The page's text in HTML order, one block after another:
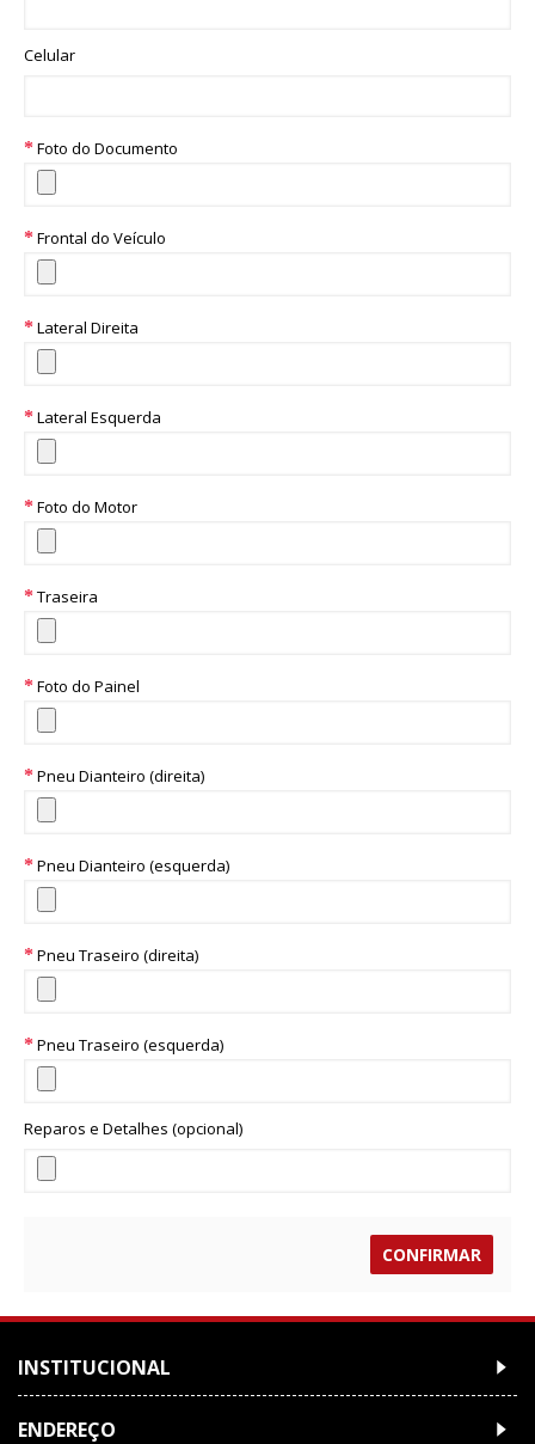
Celular
Foto do Documento
Frontal do Veículo
Lateral Direita
Lateral Esquerda
Foto do Motor
Traseira
Foto do Painel
Pneu Dianteiro (direita)
Pneu Dianteiro (esquerda)
Pneu Traseiro (direita)
Pneu Traseiro (esquerda)
Reparos e Detalhes (opcional)
CONFIRMAR
INSTITUCIONAL
ENDEREÇO